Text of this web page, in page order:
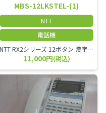
MBS-12LKSTEL-(1)
NTT
電話機
NTT RX2シリーズ 12ボタン 漢字表示 スター回線電話機 MBS-12LKSTEL-(1)
11,000円(税込)